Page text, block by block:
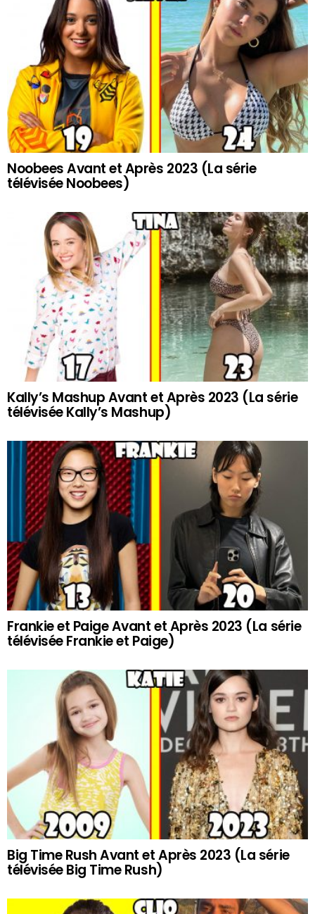
Noobees Avant et Après 2023 (La série
télévisée Noobees)
Kally’s Mashup Avant et Après 2023 (La série
télévisée Kally’s Mashup)
Frankie et Paige Avant et Après 2023 (La série
télévisée Frankie et Paige)
Big Time Rush Avant et Après 2023 (La série
télévisée Big Time Rush)